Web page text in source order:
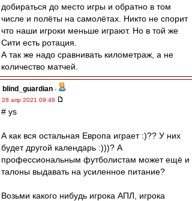
добираться до место игры и обратно в том
числе и полёты на самолётах. Никто не спорит
что наши игроки меньше играют. Но в той же
Сити есть ротация.
А так же надо сравнивать километраж, а не
количество матчей.
blind_guardian -
28 апр 2021 09:46
# ys
А как вся остальная Европа играет :)?? У них
будет другой календарь :)))? А
профессиональным футболистам может ещё и
талоны выдавать на усиленное питание?
Возьми какого нибудь игрока АПЛ, игрока